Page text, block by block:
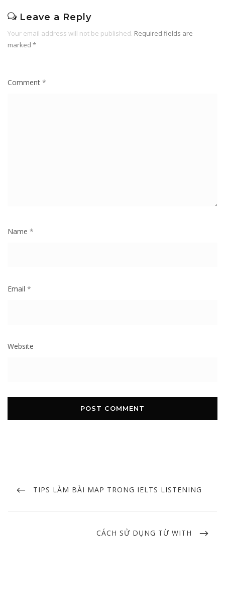
Leave a Reply
Your email address will not be published. Required fields are
marked *
Comment *
Name *
Email *
Website
navigation
PREVIOUS
TIPS LÀM BÀI MAP TRONG IELTS LISTENING
NEXT
CÁCH SỬ DỤNG TỪ WITH